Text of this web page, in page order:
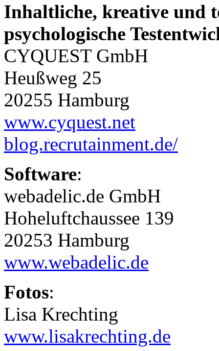
Inhaltliche, kreative und
psychologische
CYQUEST GmbH
Heußweg 25
20255 Hamburg
www.cyquest.net
blog.recrutainment.de/
Software:
webadelic.de GmbH
Hoheluftchaussee 139
20253 Hamburg
www.webadelic.de
Fotos:
Lisa Krechting
www.lisakrechting.de